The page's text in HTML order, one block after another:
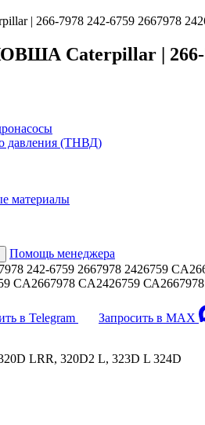
266-7978 242-6759 2667978
| 266-7978
давления (ТНВД)
материалы
Помощь менеджера
6759 2667978 2426759
CA2667978 CA2426759
в Telegram
Запросить в MAX
LRR, 320D2 L, 323D L 324D